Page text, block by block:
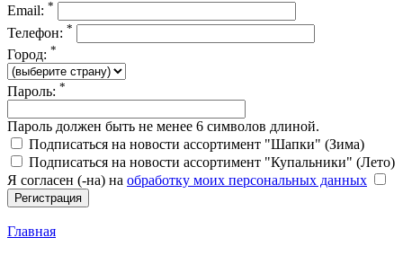
Email: *
Телефон: *
Город: *
Пароль: *
Пароль должен быть не менее 6 символов длиной.
Подписаться на новости ассортимент "Шапки" (Зима)
Подписаться на новости ассортимент "Купальники" (Лето)
Я согласен (-на) на обработку моих персональных данных
Главная